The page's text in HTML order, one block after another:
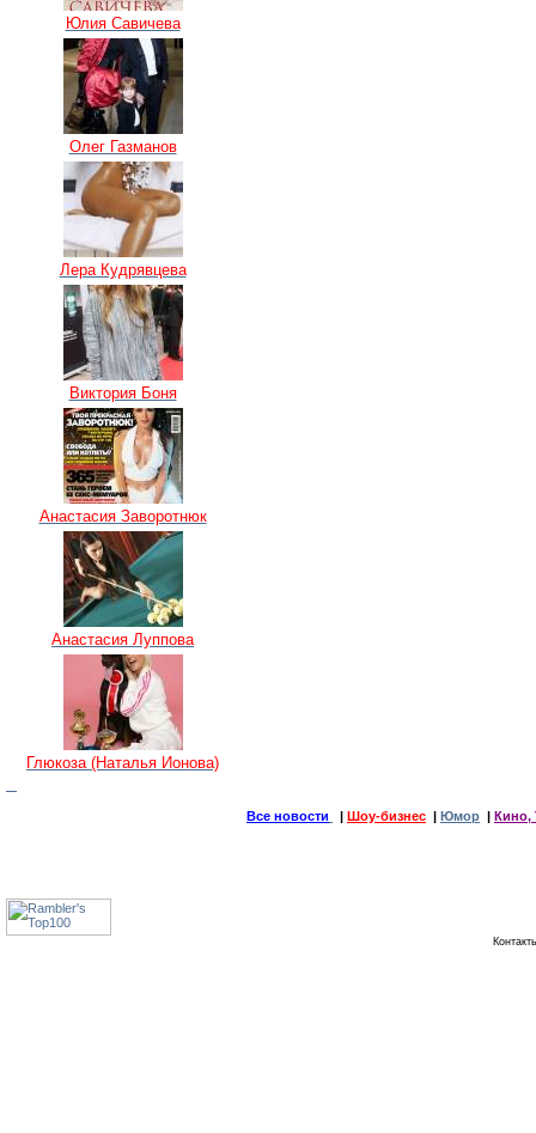
Юлия Савичева
Олег Газманов
Лера Кудрявцева
Виктория Боня
Анастасия Заворотнюк
Анастасия Луппова
Глюкоза (Наталья Ионова)
Все новости Шоу-бизнес Юмор Кино,